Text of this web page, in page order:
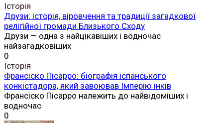
Історія
Друзи: історія, віровчення та традиції загадкової
релігійної громади Близького Сходу
Друзи — одна з найцікавіших і водночас
найзагадковіших
0
Історія
Франсіско Пісарро: біографія іспанського
конкістадора, який завоював Імперію інків
Франсіско Пісарро належить до найвідоміших і
водночас
0